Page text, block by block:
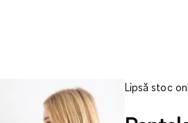
Lipsă stoc